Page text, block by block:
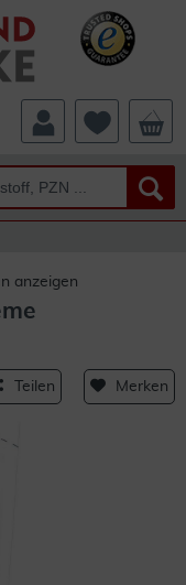
anzeigen
Teilen Merken